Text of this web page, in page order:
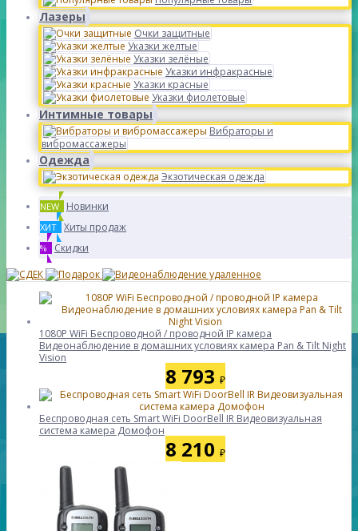
Лазеры
Очки защитные
Указки желтые
Указки зелёные
Указки инфракрасные
Указки красные
Указки фиолетовые
Интимные товары
Вибраторы и
вибромассажеры
Одежда
Экзотическая одежда
NEW Новинки
ХИТ Хиты продаж
% Скидки
1080P WiFi Беспроводной / проводной IP камера
Видеонаблюдение в домашних условиях камера Pan & Tilt Night
Vision
8 793 ₽
Беспроводная сеть Smart WiFi DoorBell IR Видеовизуальная
система камера Домофон
8 210 ₽